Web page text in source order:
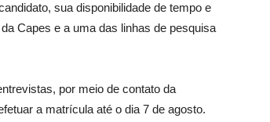
sua disponibilidade de tempo e
Capes e a uma das linhas de pesquisa
por meio de contato da
a matrícula até o dia 7 de agosto.